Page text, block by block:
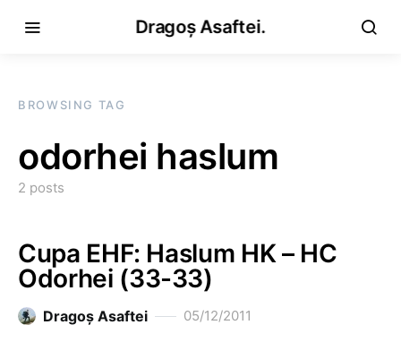
Dragoș Asaftei.
BROWSING TAG
odorhei haslum
2 posts
Cupa EHF: Haslum HK – HC
Odorhei (33-33)
Dragoş Asaftei 05/12/2011